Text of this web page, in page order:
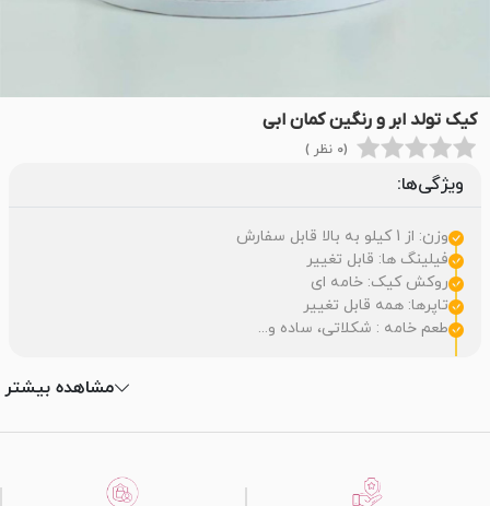
کیک تولد ابر و رنگین کمان ابی
(0 نظر )
ویژگی‌ها:
وزن: از 1 کیلو به بالا قابل سفارش
فیلینگ ها: قابل تغییر
روکش کیک: خامه ای
تاپرها: همه قابل تغییر
طعم خامه : شکلاتی، ساده و...
مشاهده بیشتر